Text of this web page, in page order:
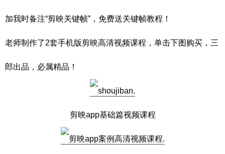
加我时备注“剪映关键帧”，免费送关键帧教程！
老师制作了2套手机版剪映高清视频课程，单击下图购买，三
郎出品，必属精品！
剪映app基础篇视频课程